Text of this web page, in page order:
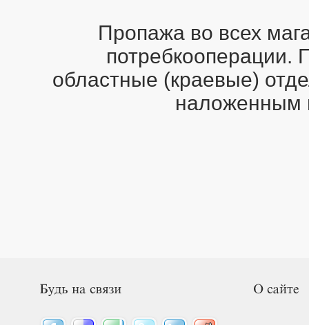
Пропажа во всех
потребкооперации.
областные (краевые)
наложенным